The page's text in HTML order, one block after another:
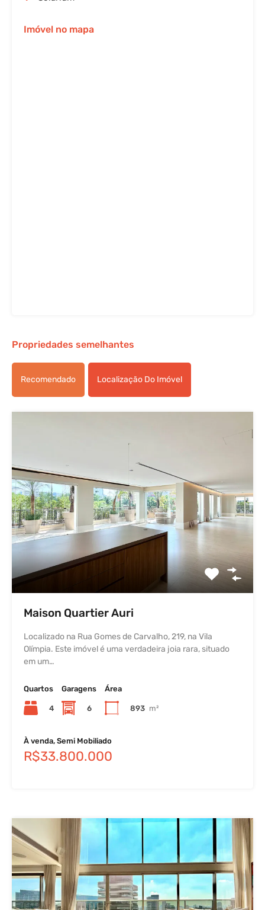
Imóvel no mapa
Propriedades semelhantes
Recomendado Localização Do Imóvel
Maison Quartier Auri
Localizado na Rua Gomes de Carvalho, 219, na Vila
Olímpia. Este imóvel é uma verdadeira joia rara, situado
em um…
Quartos
4
Garagens
6
Área
893 m²
À venda, Semi Mobiliado
R$33.800.000